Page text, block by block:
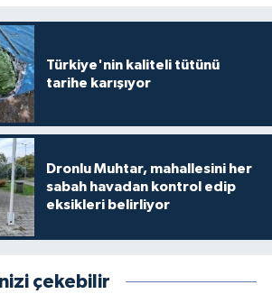
Türkiye'nin kaliteli tütünü
tarihe karışıyor
Dronlu Muhtar, mahallesini her
sabah havadan kontrol edip
eksikleri belirliyor
çekebilir